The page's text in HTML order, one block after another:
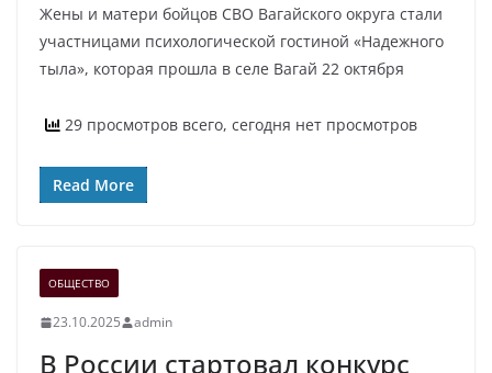
Жены и матери бойцов СВО Вагайского округа стали
участницами психологической гостиной «Надежного
тыла», которая прошла в селе Вагай 22 октября
29 просмотров всего, сегодня нет просмотров
Read More
ОБЩЕСТВО
23.10.2025 admin
В России стартовал конкурс